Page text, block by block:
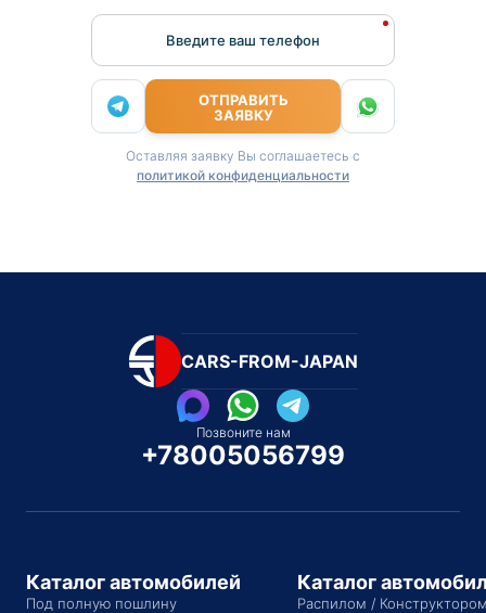
Введите ваш телефон
ОТПРАВИТЬ
ЗАЯВКУ
Оставляя заявку Вы соглашаетесь с
политикой конфиденциальности
CARS-FROM-JAPAN
Позвоните нам
+78005056799
Каталог автомобилей
Под полную пошлину
Каталог
Распилом /